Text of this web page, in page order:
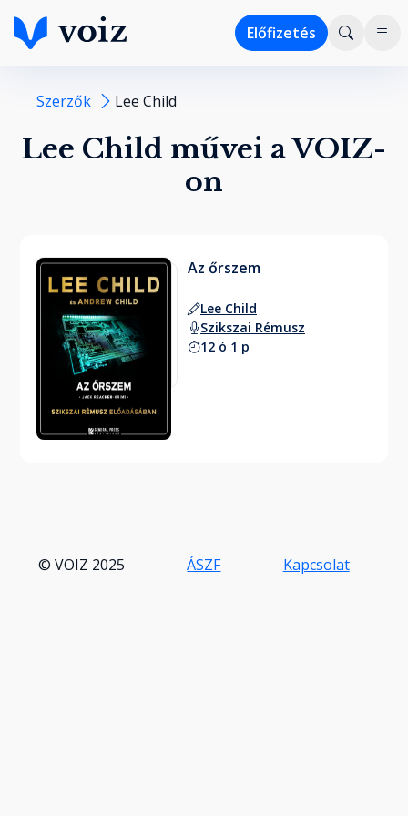
Előfizetés
Szerzők Lee Child
Lee Child művei a VOIZ-
on
Az őrszem
Lee Child
Szikszai Rémusz
12 ó 1 p
© VOIZ 2025 ÁSZF Kapcsolat